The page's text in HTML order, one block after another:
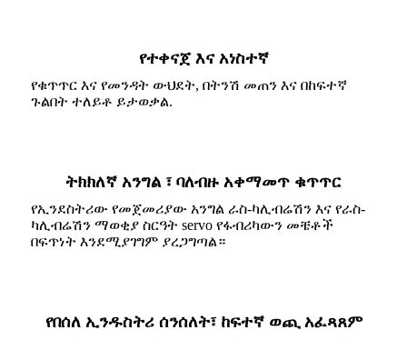
የተቀናጀ እና አነስተኛ
የቁጥጥር እና የመንዳት ውህደት, በትንሽ መጠን እና በከፍተኛ
ጉልበት ተለይቶ ይታወቃል.
ትክክለኛ አንግል ፣ ባለብዙ አቀማመጥ ቁጥጥር
የኢንደስትሪው የመጀመሪያው አንግል ራስ-ካሊብሬሽን እና የራስ-
ካሊብሬሽን ማወቂያ ስርዓት servo የፋብሪካውን መቼቶች
በፍጥነት እንደሚያገግም ያረጋግጣል።
የበሰለ ኢንዱስትሪ ሰንሰለት፣ ከፍተኛ ወጪ አፈጻጸም